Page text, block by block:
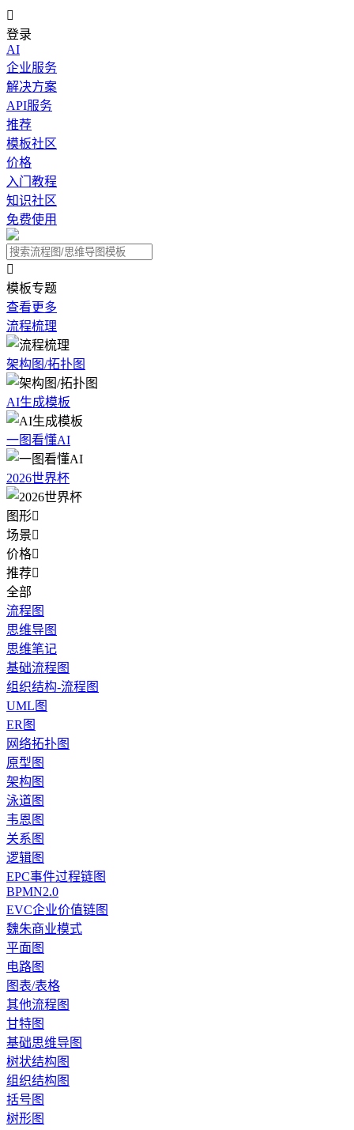

登录
AI
企业服务
解决方案
API服务
推荐
模板社区
价格
入门教程
知识社区
免费使用

模板专题
查看更多
流程梳理
架构图/拓扑图
AI生成模板
一图看懂AI
2026世界杯
图形
场景
价格
推荐
全部
流程图
思维导图
思维笔记
基础流程图
组织结构-流程图
UML图
ER图
网络拓扑图
原型图
架构图
泳道图
韦恩图
关系图
逻辑图
EPC事件过程链图
BPMN2.0
EVC企业价值链图
魏朱商业模式
平面图
电路图
图表/表格
其他流程图
甘特图
基础思维导图
树状结构图
组织结构图
括号图
树形图